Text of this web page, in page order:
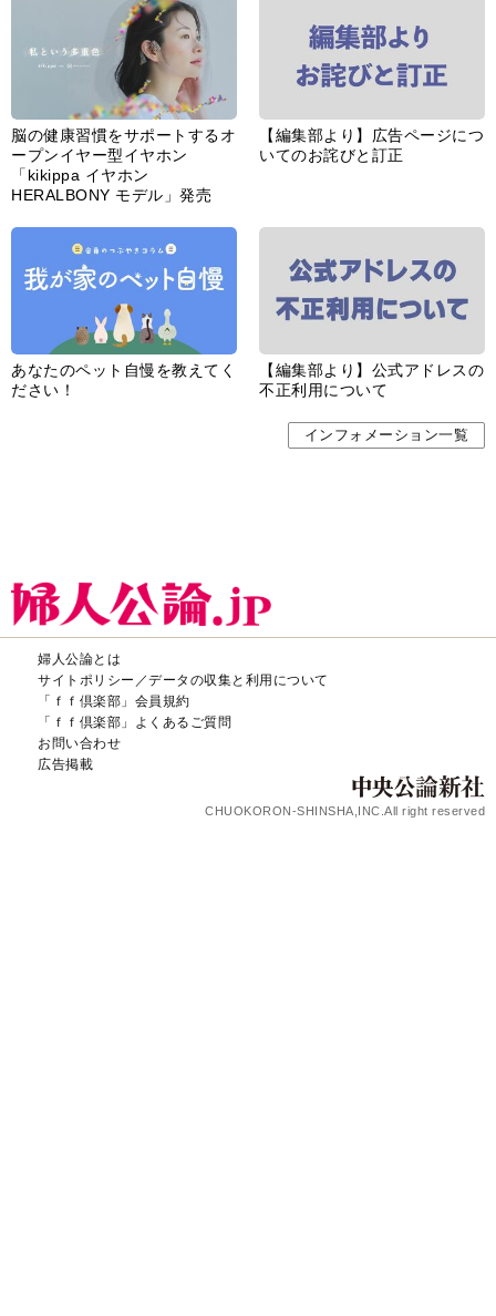
脳の健康習慣をサポートするオ
ープンイヤー型イヤホン
「kikippa イヤホン
HERALBONY モデル」発売
【編集部より】広告ページにつ
いてのお詫びと訂正
あなたのペット自慢を教えてく
ださい！
【編集部より】公式アドレスの
不正利用について
インフォメーション一覧
婦人公論とは
サイトポリシー／データの収集と利用について
「ｆｆ倶楽部」会員規約
「ｆｆ倶楽部」よくあるご質問
お問い合わせ
広告掲載
CHUOKORON-SHINSHA,INC.All right reserved